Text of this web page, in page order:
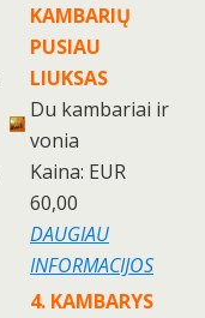
KAMBARIŲ
PUSIAU
LIUKSAS
Du kambariai ir
vonia
Kaina: EUR
60,00
DAUGIAU
INFORMACIJOS
4. KAMBARYS